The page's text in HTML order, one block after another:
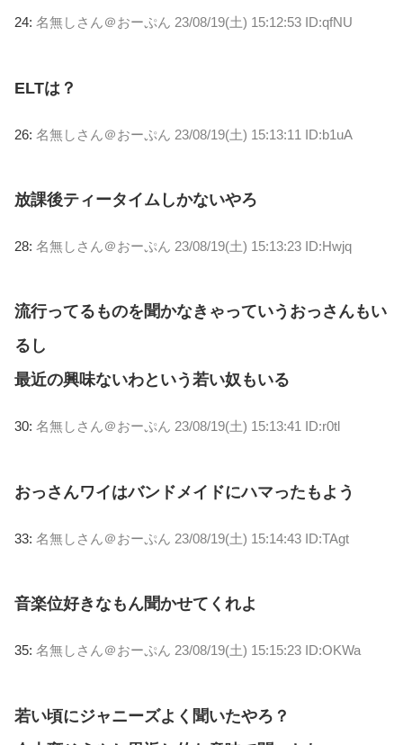
24: 名無しさん＠おーぷん 23/08/19(土) 15:12:53 ID:qfNU
ELTは？
26: 名無しさん＠おーぷん 23/08/19(土) 15:13:11 ID:b1uA
放課後ティータイムしかないやろ
28: 名無しさん＠おーぷん 23/08/19(土) 15:13:23 ID:Hwjq
流行ってるものを聞かなきゃっていうおっさんもい
るし
最近の興味ないわという若い奴もいる
30: 名無しさん＠おーぷん 23/08/19(土) 15:13:41 ID:r0tl
おっさんワイはバンドメイドにハマったもよう
33: 名無しさん＠おーぷん 23/08/19(土) 15:14:43 ID:TAgt
音楽位好きなもん聞かせてくれよ
35: 名無しさん＠おーぷん 23/08/19(土) 15:15:23 ID:OKWa
若い頃にジャニーズよく聞いたやろ？